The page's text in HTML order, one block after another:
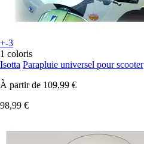
+-3
1 coloris
Isotta Parapluie universel pour scooter
À partir de 109,99 €
98,99 €